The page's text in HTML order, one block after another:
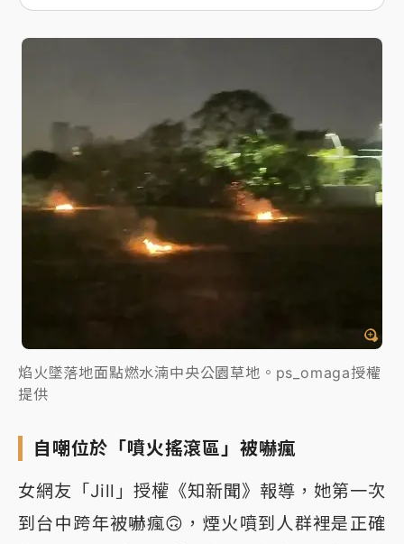
焰火墜落地面點燃水湳中央公園草地。ps_omaga授權
提供
自嘲位於「噴火搖滾區」被嚇瘋
女網友「Jill」授權《知新聞》報導，她第一次
到台中跨年被嚇瘋🙃，煙火噴到人群裡是正確